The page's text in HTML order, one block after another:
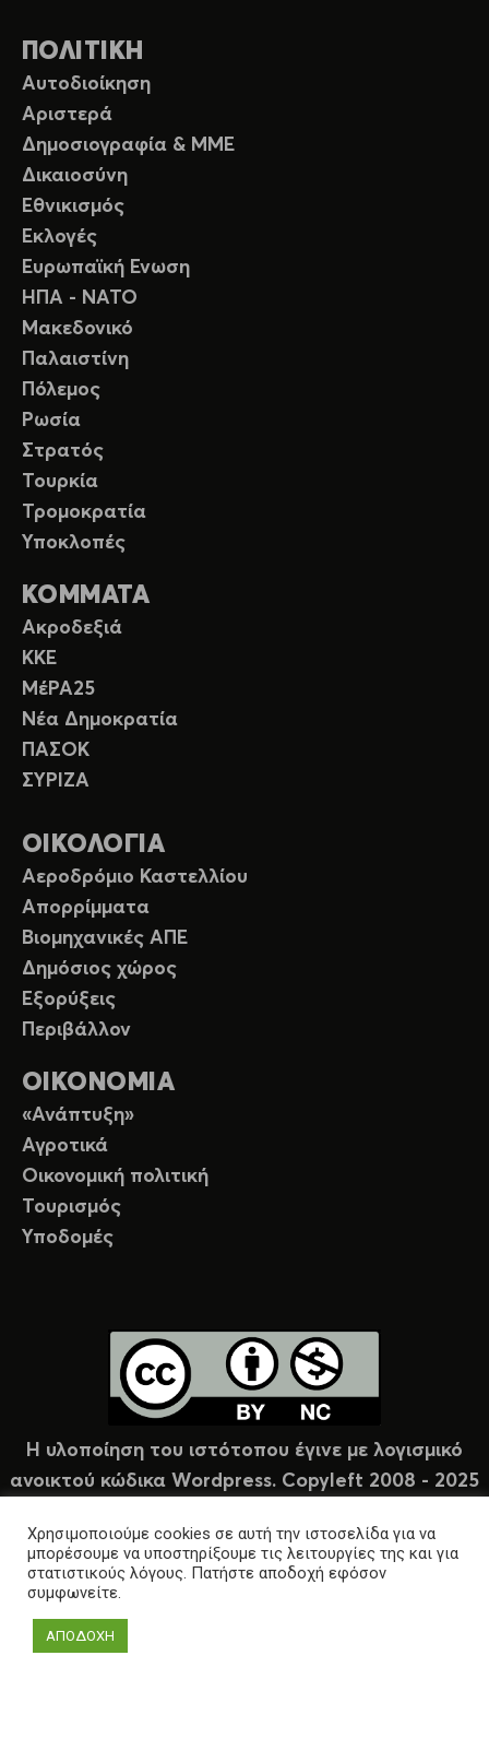
ΠΟΛΙΤΙΚΗ
Αυτοδιοίκηση
Αριστερά
Δημοσιογραφία & ΜΜΕ
Δικαιοσύνη
Εθνικισμός
Εκλογές
Ευρωπαϊκή Ενωση
ΗΠΑ - ΝΑΤΟ
Μακεδονικό
Παλαιστίνη
Πόλεμος
Ρωσία
Στρατός
Τουρκία
Τρομοκρατία
Υποκλοπές
ΚΟΜΜΑΤΑ
Ακροδεξιά
ΚΚΕ
ΜέΡΑ25
Νέα Δημοκρατία
ΠΑΣΟΚ
ΣΥΡΙΖΑ
ΟΙΚΟΛΟΓΙΑ
Αεροδρόμιο Καστελλίου
Απορρίμματα
Βιομηχανικές ΑΠΕ
Δημόσιος χώρος
Εξορύξεις
Περιβάλλον
ΟΙΚΟΝΟΜΙΑ
«Ανάπτυξη»
Αγροτικά
Οικονομική πολιτική
Τουρισμός
Υποδομές
Η υλοποίηση του ιστότοπου έγινε με λογισμικό
ανοικτού κώδικα Wordpress. Copyleft 2008 - 2025
Χρησιμοποιούμε cookies σε αυτή την ιστοσελίδα για να
μπορέσουμε να υποστηρίξουμε τις λειτουργίες της και για
στατιστικούς λόγους. Πατήστε αποδοχή εφόσον
συμφωνείτε.
ΑΠΟΔΟΧΗ